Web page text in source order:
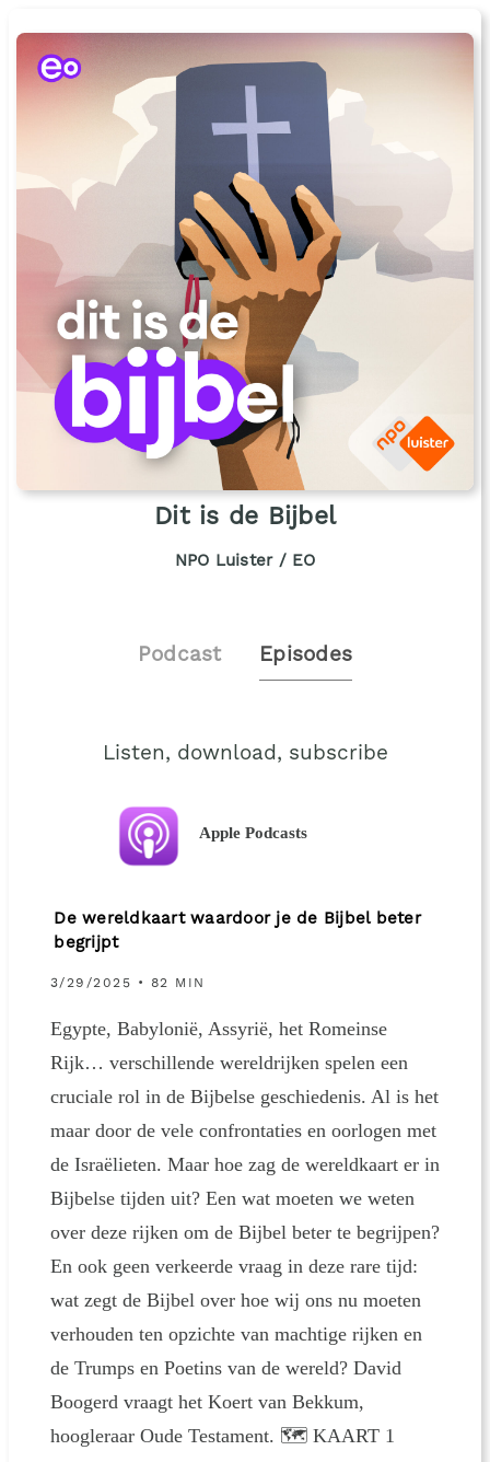
Dit is de Bijbel
NPO Luister / EO
Podcast Episodes
Listen, download, subscribe
Apple Podcasts
De wereldkaart waardoor je de Bijbel beter
begrijpt
3/29/2025 • 82 MIN
Egypte, Babylonië, Assyrië, het Romeinse
Rijk… verschillende wereldrijken spelen een
cruciale rol in de Bijbelse geschiedenis. Al is het
maar door de vele confrontaties en oorlogen met
de Israëlieten. Maar hoe zag de wereldkaart er in
Bijbelse tijden uit? Een wat moeten we weten
over deze rijken om de Bijbel beter te begrijpen?
En ook geen verkeerde vraag in deze rare tijd:
wat zegt de Bijbel over hoe wij ons nu moeten
verhouden ten opzichte van machtige rijken en
de Trumps en Poetins van de wereld? David
Boogerd vraagt het Koert van Bekkum,
hoogleraar Oude Testament. 🗺 KAART 1